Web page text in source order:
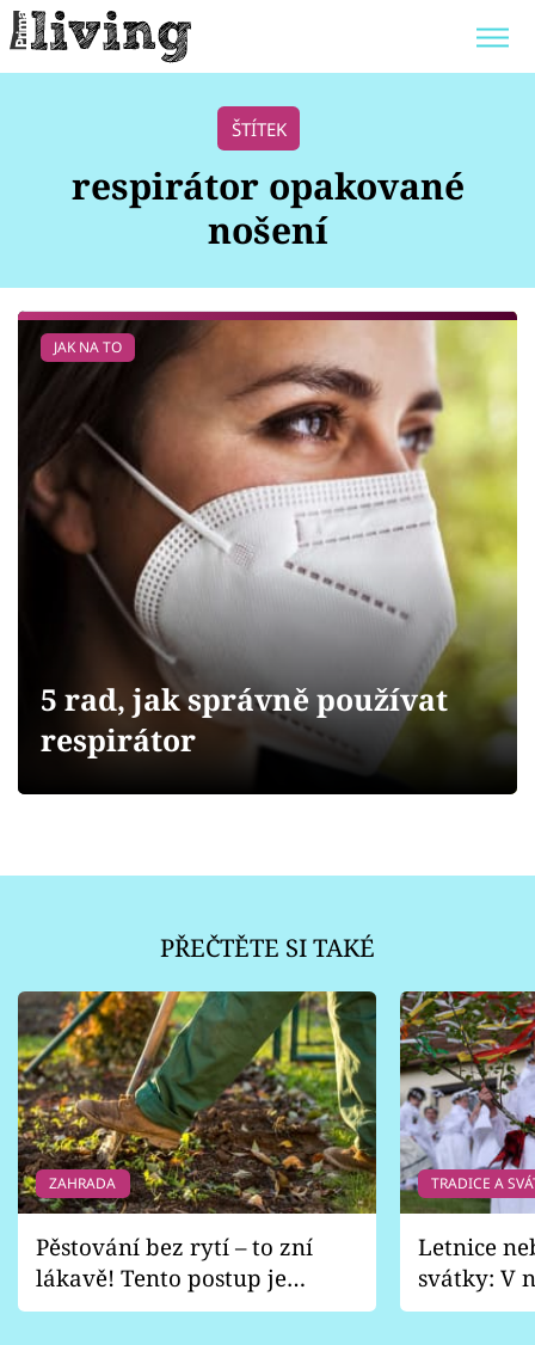
POKOJOVÉ KVĚTINY
ZAHRADA
Bydlení
Zahrada
Design
Sledujte prima+
Přihlášení
Sledujte nás
ŠTÍTEK
respirátor opakované
nošení
JAK NA TO
5 rad, jak správně používat
respirátor
PŘEČTĚTE SI TAKÉ
ZAHRADA
Pěstování bez rytí – to zní
lákavě! Tento postup je
vhodný jen pro některé
TRADICE A
Letnice
svátky: V
pondělí